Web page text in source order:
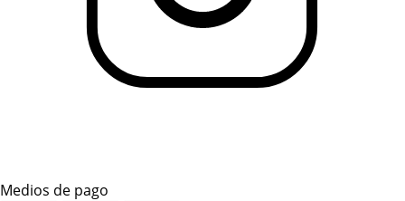
Medios de pago